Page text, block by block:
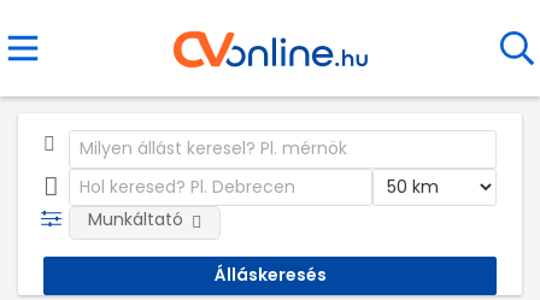
Munkáltató